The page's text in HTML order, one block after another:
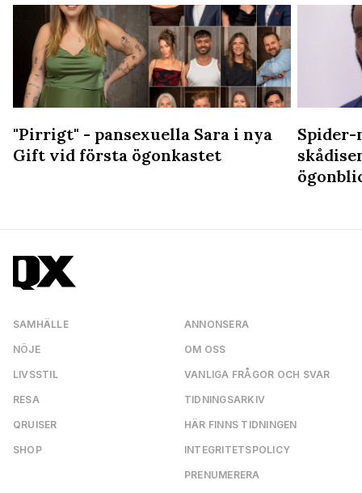
"Pirrigt" - pansexuella Sara i nya
Gift vid första ögonkastet
Spider-
SAMHÄLLE
NÖJE
LIVSSTIL
RESA
QRUISER
SHOP
ANNONSERA
OM OSS
VANLIGA FRÅGOR OCH SVAR
TIDNINGSARKIV
HÄR FINNS TIDNINGEN
INTEGRITETSPOLICY
PRENUMERERA